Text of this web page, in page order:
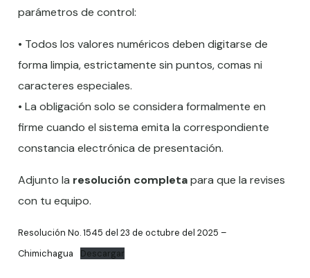
parámetros de control:
• Todos los valores numéricos deben digitarse de
forma limpia, estrictamente sin puntos, comas ni
caracteres especiales.
• La obligación solo se considera formalmente en
firme cuando el sistema emita la correspondiente
constancia electrónica de presentación.
Adjunto la resolución completapara que la revises
con tu equipo.
Resolución No. 1545 del 23 de octubre del 2025 –
Chimichagua
Descargar